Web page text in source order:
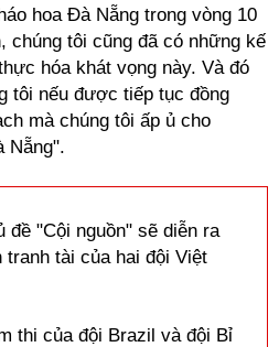
hoa Đà Nẵng trong vòng 10
chúng tôi cũng đã có những kế
hóa khát vọng này. Và đó
tôi nếu được tiếp tục đồng
mà chúng tôi ấp ủ cho
Nẵng".
"Cội nguồn" sẽ diễn ra
tài của hai đội Việt
thi của đội Brazil và đội Bỉ